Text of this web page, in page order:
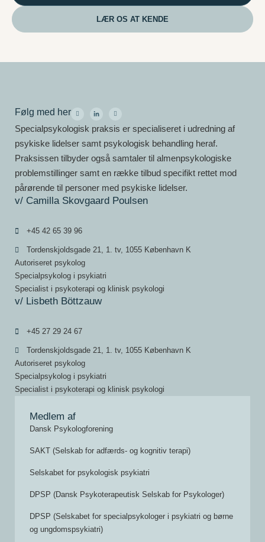
LÆR OS AT KENDE
Følg med her
Medlem af
Dansk Psykologforening
SAKT (Selskab for adfærds- og kognitiv terapi)
Selskabet for psykologisk psykiatri
DPSP (Dansk Psykoterapeutisk Selskab for Psykologer)
DPSP (Selskabet for specialpsykologer i psykiatri og børne
og ungdomspsykiatri)
Specialpsykologisk praksis er specialiseret i udredning af
psykiske lidelser samt psykologisk behandling heraf.
Praksissen tilbyder også samtaler til almenpsykologiske
problemstillinger samt en række tilbud specifikt rettet mod
pårørende til personer med psykiske lidelser.
v/ Camilla Skovgaard Poulsen
+45 42 65 39 96
Tordenskjoldsgade 21, 1. tv, 1055 København K
Autoriseret psykolog
Specialpsykolog i psykiatri
Specialist i psykoterapi og klinisk psykologi
v/ Lisbeth Böttzauw
+45 27 29 24 67
Tordenskjoldsgade 21, 1. tv, 1055 København K
Autoriseret psykolog
Specialpsykolog i psykiatri
Specialist i psykoterapi og klinisk psykologi